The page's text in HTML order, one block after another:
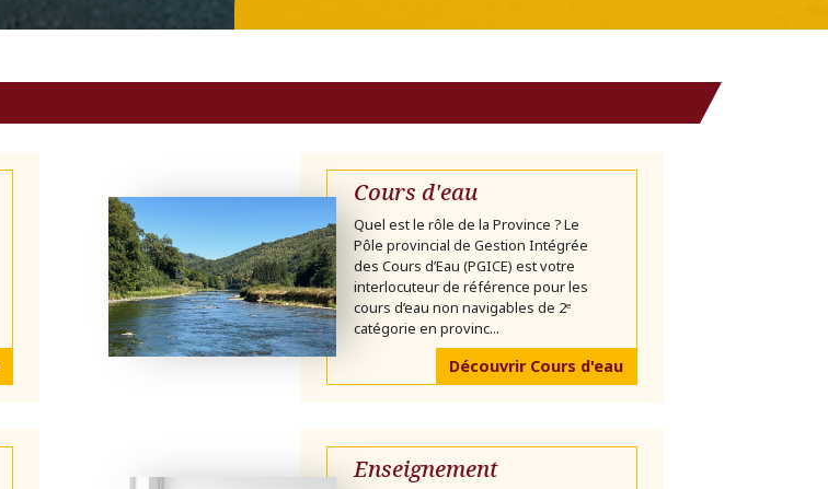
Cours d'eau
Quel est le rôle de la Province ? Le
Pôle provincial de Gestion Intégrée
des Cours d’Eau (PGICE) est votre
interlocuteur de référence pour les
cours d’eau non navigables de 2ᵉ
catégorie en provinc...
Découvrir Cours d'eau
Enseignement